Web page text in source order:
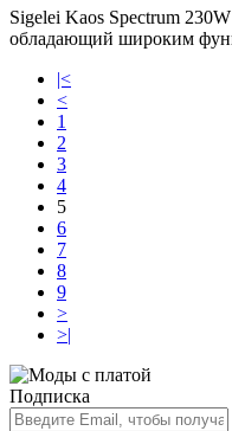
Sigelei Kaos Spectrum
обладающий широким
|<
<
1
2
3
4
5
6
7
8
9
>
>|
Подписка